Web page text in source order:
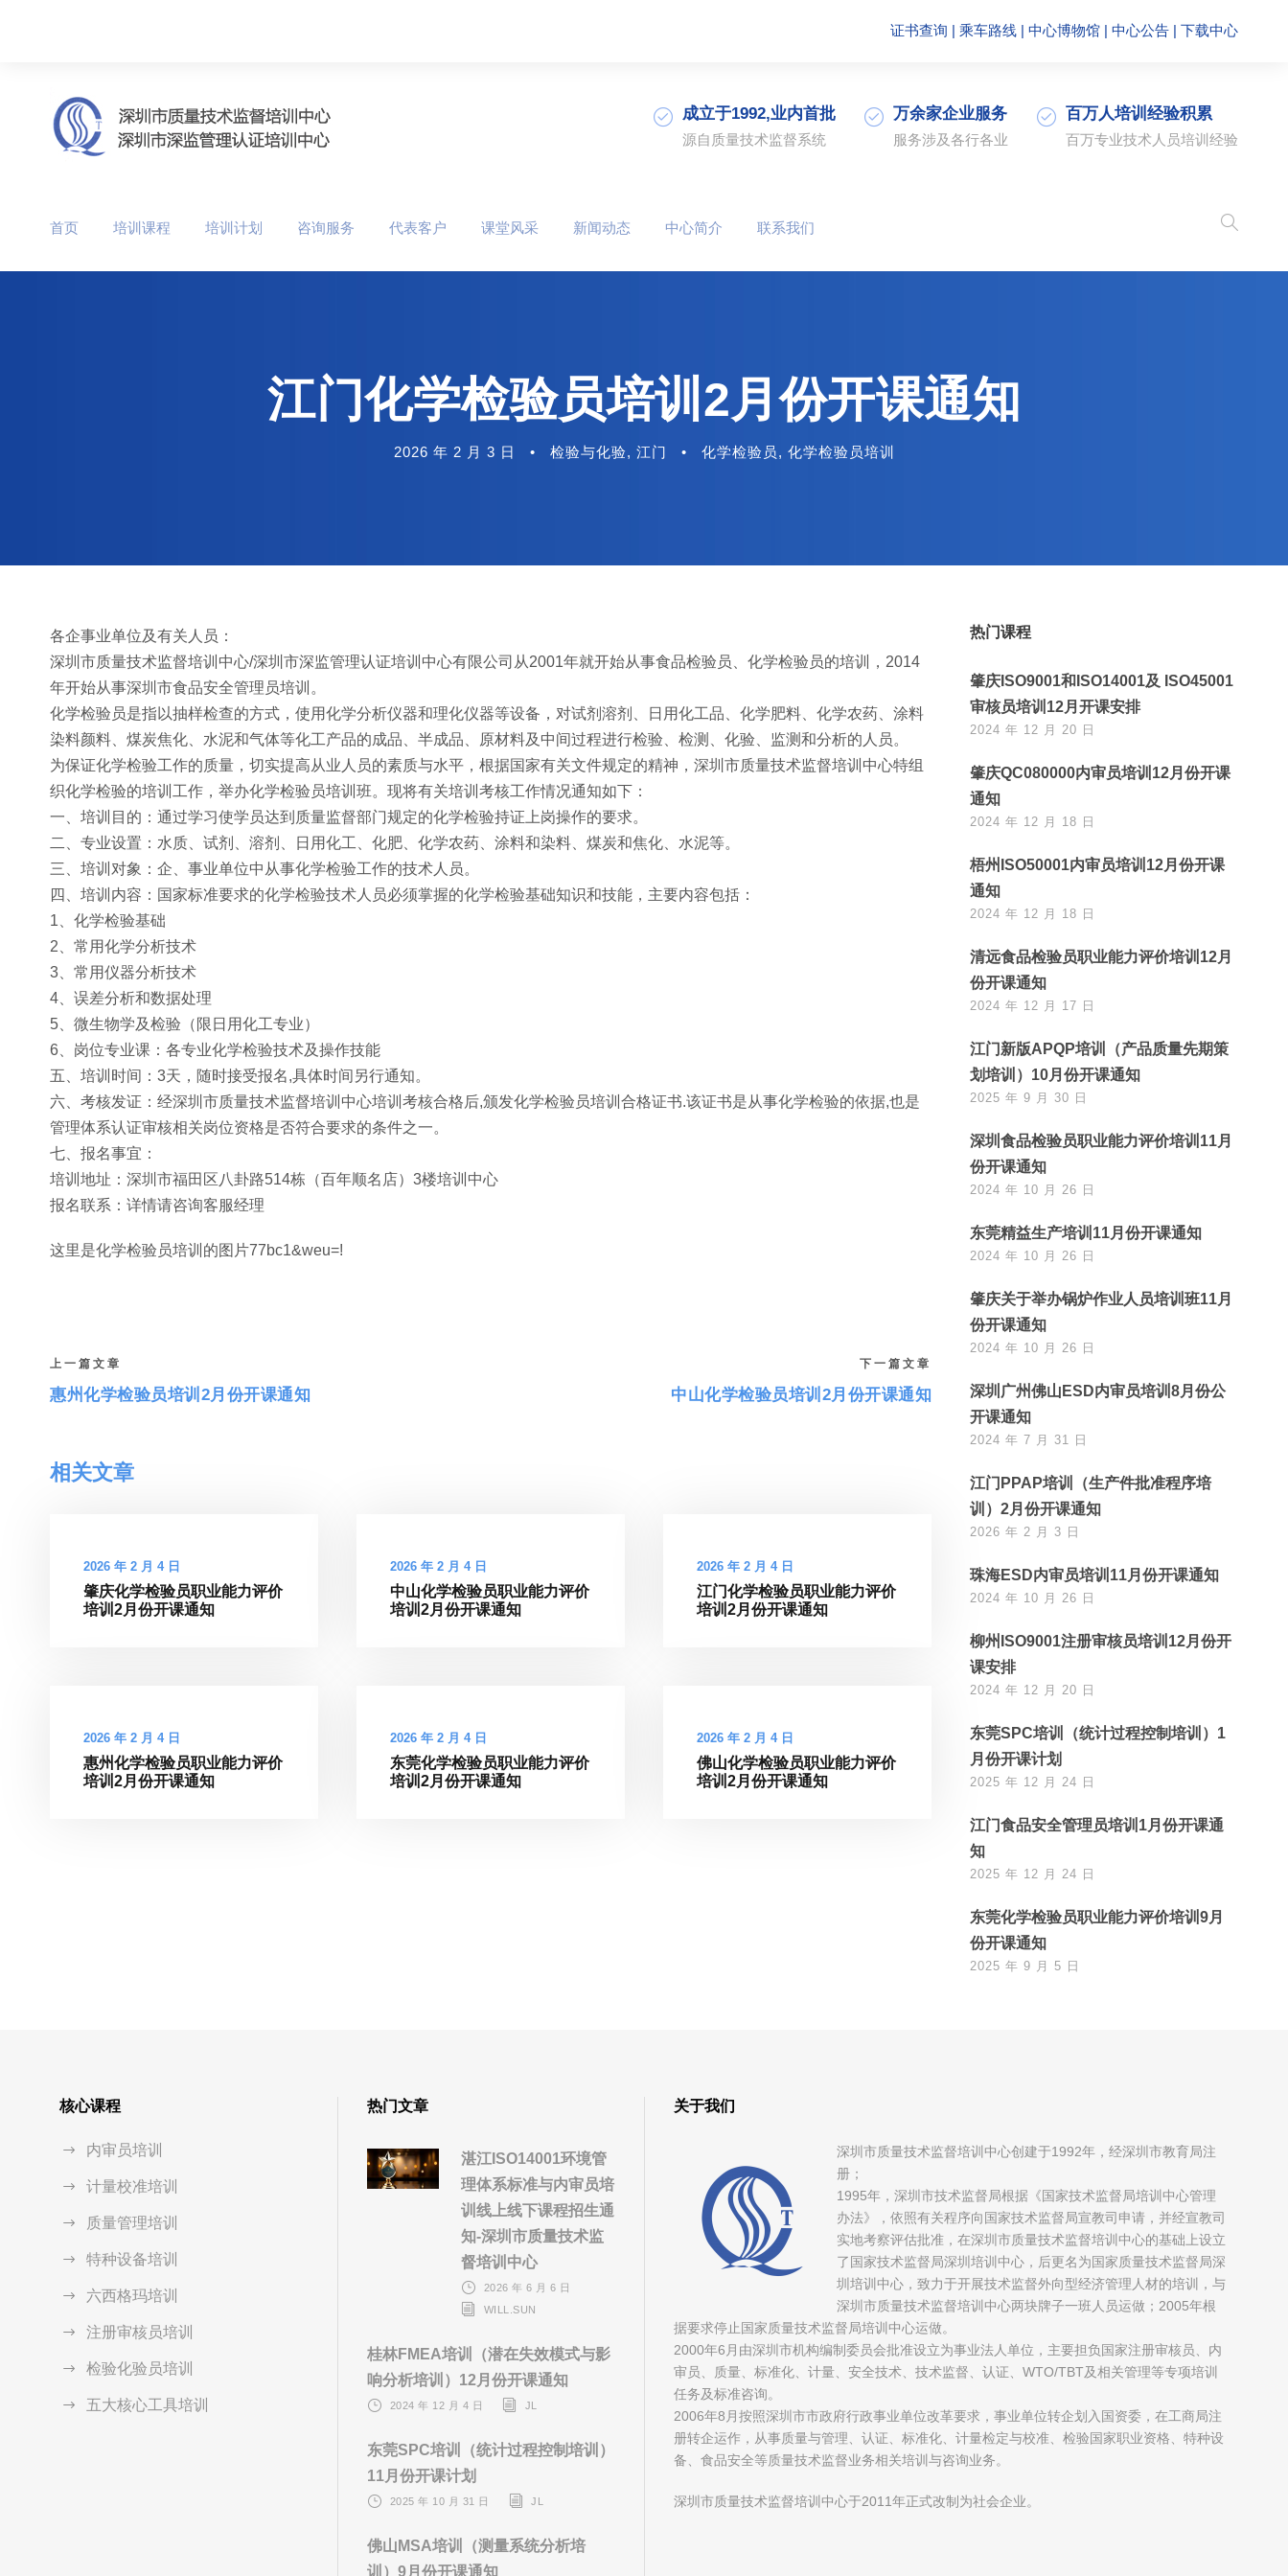
证书查询 | 乘车路线 | 中心博物馆 | 中心公告 | 下载中心
成立于1992,业内首批
源自质量技术监督系统
万余家企业服务
服务涉及各行各业
百万人培训经验积累
百万专业技术人员培训经验
首页 培训课程 培训计划 咨询服务 代表客户 课堂风采 新闻动态 中心简介 联系我们
江门化学检验员培训2月份开课通知
2026 年 2 月 3 日 • 检验与化验, 江门 • 化学检验员, 化学检验员培训
各企事业单位及有关人员：
深圳市质量技术监督培训中心/深圳市深监管理认证培训中心有限公司从2001年就开始从事食品检验员、化学检验员的培训，2014
年开始从事深圳市食品安全管理员培训。
化学检验员是指以抽样检查的方式，使用化学分析仪器和理化仪器等设备，对试剂溶剂、日用化工品、化学肥料、化学农药、涂料
染料颜料、煤炭焦化、水泥和气体等化工产品的成品、半成品、原材料及中间过程进行检验、检测、化验、监测和分析的人员。
为保证化学检验工作的质量，切实提高从业人员的素质与水平，根据国家有关文件规定的精神，深圳市质量技术监督培训中心特组
织化学检验的培训工作，举办化学检验员培训班。现将有关培训考核工作情况通知如下：
一、培训目的：通过学习使学员达到质量监督部门规定的化学检验持证上岗操作的要求。
二、专业设置：水质、试剂、溶剂、日用化工、化肥、化学农药、涂料和染料、煤炭和焦化、水泥等。
三、培训对象：企、事业单位中从事化学检验工作的技术人员。
四、培训内容：国家标准要求的化学检验技术人员必须掌握的化学检验基础知识和技能，主要内容包括：
1、化学检验基础
2、常用化学分析技术
3、常用仪器分析技术
4、误差分析和数据处理
5、微生物学及检验（限日用化工专业）
6、岗位专业课：各专业化学检验技术及操作技能
五、培训时间：3天，随时接受报名,具体时间另行通知。
六、考核发证：经深圳市质量技术监督培训中心培训考核合格后,颁发化学检验员培训合格证书.该证书是从事化学检验的依据,也是
管理体系认证审核相关岗位资格是否符合要求的条件之一。
七、报名事宜：
培训地址：深圳市福田区八卦路514栋（百年顺名店）3楼培训中心
报名联系：详情请咨询客服经理
这里是化学检验员培训的图片77bc1&weu=!
上一篇文章
惠州化学检验员培训2月份开课通知
下一篇文章
中山化学检验员培训2月份开课通知
相关文章
2026 年 2 月 4 日
肇庆化学检验员职业能力评价
培训2月份开课通知
2026 年 2 月 4 日
中山化学检验员职业能力评价
培训2月份开课通知
2026 年 2 月 4 日
江门化学检验员职业能力评价
培训2月份开课通知
2026 年 2 月 4 日
惠州化学检验员职业能力评价
培训2月份开课通知
2026 年 2 月 4 日
东莞化学检验员职业能力评价
培训2月份开课通知
2026 年 2 月 4 日
佛山化学检验员职业能力评价
培训2月份开课通知
热门课程
肇庆ISO9001和ISO14001及 ISO45001
审核员培训12月开课安排
2024 年 12 月 20 日
肇庆QC080000内审员培训12月份开课
通知
2024 年 12 月 18 日
梧州ISO50001内审员培训12月份开课
通知
2024 年 12 月 18 日
清远食品检验员职业能力评价培训12月
份开课通知
2024 年 12 月 17 日
江门新版APQP培训（产品质量先期策
划培训）10月份开课通知
2025 年 9 月 30 日
深圳食品检验员职业能力评价培训11月
份开课通知
2024 年 10 月 26 日
东莞精益生产培训11月份开课通知
2024 年 10 月 26 日
肇庆关于举办锅炉作业人员培训班11月
份开课通知
2024 年 10 月 26 日
深圳广州佛山ESD内审员培训8月份公
开课通知
2024 年 7 月 31 日
江门PPAP培训（生产件批准程序培
训）2月份开课通知
2026 年 2 月 3 日
珠海ESD内审员培训11月份开课通知
2024 年 10 月 26 日
柳州ISO9001注册审核员培训12月份开
课安排
2024 年 12 月 20 日
东莞SPC培训（统计过程控制培训）1
月份开课计划
2025 年 12 月 24 日
江门食品安全管理员培训1月份开课通
知
2025 年 12 月 24 日
东莞化学检验员职业能力评价培训9月
份开课通知
2025 年 9 月 5 日
核心课程
内审员培训
计量校准培训
质量管理培训
特种设备培训
六西格玛培训
注册审核员培训
检验化验员培训
五大核心工具培训
热门文章
湛江ISO14001环境管
理体系标准与内审员培
训线上线下课程招生通
知-深圳市质量技术监
督培训中心
2026 年 6 月 6 日
WILL.SUN
桂林FMEA培训（潜在失效模式与影
响分析培训）12月份开课通知
2024 年 12 月 4 日 JL
东莞SPC培训（统计过程控制培训）
11月份开课计划
2025 年 10 月 31 日 JL
佛山MSA培训（测量系统分析培
训）9月份开课通知
关于我们
深圳市质量技术监督培训中心创建于1992年，经深圳市教育局注
册；
1995年，深圳市技术监督局根据《国家技术监督局培训中心管理
办法》，依照有关程序向国家技术监督局宣教司申请，并经宣教司
实地考察评估批准，在深圳市质量技术监督培训中心的基础上设立
了国家技术监督局深圳培训中心，后更名为国家质量技术监督局深
圳培训中心，致力于开展技术监督外向型经济管理人材的培训，与
深圳市质量技术监督培训中心两块牌子一班人员运做；2005年根
据要求停止国家质量技术监督局培训中心运做。
2000年6月由深圳市机构编制委员会批准设立为事业法人单位，主要担负国家注册审核员、内
审员、质量、标准化、计量、安全技术、技术监督、认证、WTO/TBT及相关管理等专项培训
任务及标准咨询。
2006年8月按照深圳市市政府行政事业单位改革要求，事业单位转企划入国资委，在工商局注
册转企运作，从事质量与管理、认证、标准化、计量检定与校准、检验国家职业资格、特种设
备、食品安全等质量技术监督业务相关培训与咨询业务。
深圳市质量技术监督培训中心于2011年正式改制为社会企业。